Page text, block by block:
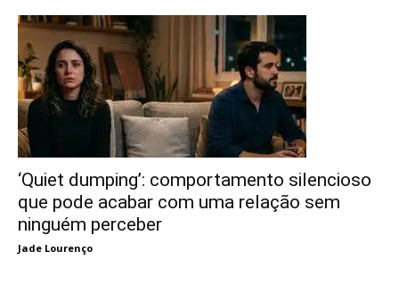
‘Quiet dumping’: comportamento silencioso
que pode acabar com uma relação sem
ninguém perceber
Jade Lourenço